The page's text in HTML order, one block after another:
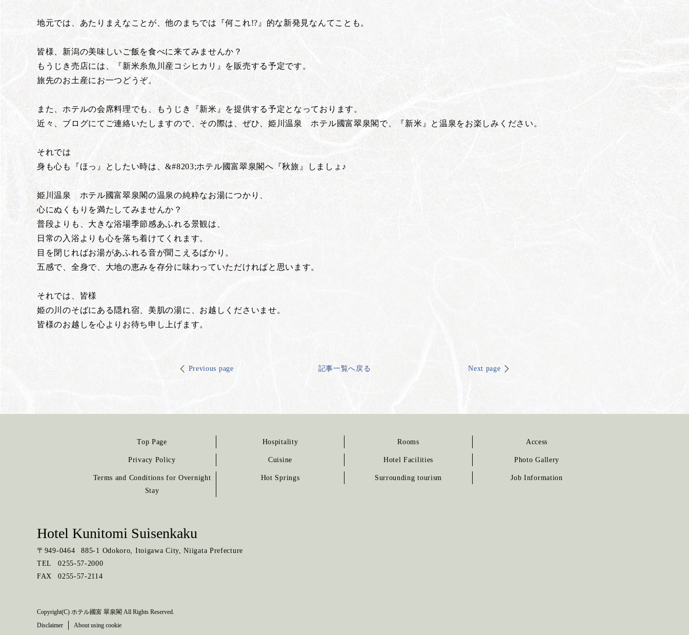
地元では、あたりまえなことが、他のまちでは『何これ!?』的な新発見なんてことも。
皆様、新潟の美味しいご飯を食べに来てみませんか？
もうじき売店には、『新米糸魚川産コシヒカリ』を販売する予定です。
旅先のお土産にお一つどうぞ。
また、ホテルの会席料理でも、もうじき『新米』を提供する予定となっております。
近々、ブログにてご連絡いたしますので、その際は、ぜひ、姫川温泉 ホテル國富翠泉閣で、『新米』と温泉をお楽しみください。
それでは
身も心も『ほっ』としたい時は、&#8203;ホテル國富翠泉閣へ『秋旅』しましょ♪
姫川温泉 ホテル國富翠泉閣の温泉の純粋なお湯につかり、
心にぬくもりを満たしてみませんか？
普段よりも、大きな浴場季節感あふれる景観は、
日常の入浴よりも心を落ち着けてくれます。
目を閉じればお湯があふれる音が聞こえるばかり。
五感で、全身で、大地の恵みを存分に味わっていただければと思います。
それでは、皆様
姫の川のそばにある隠れ宿、美肌の湯に、お越しくださいませ。
皆様のお越しを心よりお待ち申し上げます。
Previous page 記事一覧へ戻る Next page
Top Page
Privacy Policy
Terms and Conditions for Overnight
Stay
Hospitality
Cuisine
Hot Springs
Rooms
Hotel Facilities
Surrounding tourism
Access
Photo Gallery
Job Information
Hotel Kunitomi Suisenkaku
〒 949-0464
885-1 Odokoro, Itoigawa City, Niigata Prefecture
TEL
0255-57-2000
FAX
0255-57-2114
Copyright(C) ホテル國富 翠泉閣 All Rights Reserved.
Disclaimer
About using cookie